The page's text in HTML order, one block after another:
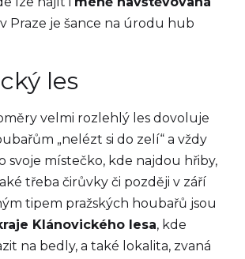
Praze je šance na úrodu hub
les
velmi rozlehlý les dovoluje
„nelézt si do zelí“ a vždy
svoje místečko, kde najdou hřiby,
třeba čirůvky či později v září
tipem pražských houbařů jsou
Klánovického lesa, kde
na bedly, a také lokalita, zvaná